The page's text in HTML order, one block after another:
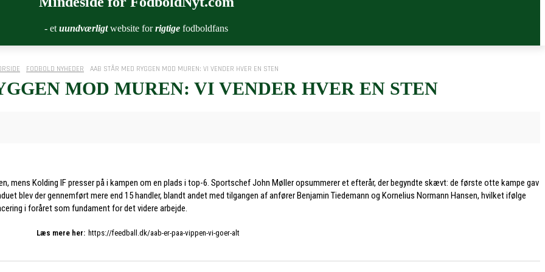
- et uundværligtwebsite forrigtige fodboldfans
FODBOLD NYHEDER AAB STÅR MED RYGGEN MOD MUREN: VI VENDER HVER EN STEN
MOD MUREN: VI VENDER HVER EN STEN
mens Kolding IF presser på i kampen om en plads i top-6. Sportschef John Møller opsummerer et efterår, der begyndte skævt: de første otte kampe gav
blev der gennemført mere end 15 handler, blandt andet med tilgangen af anfører Benjamin Tiedemann og Kornelius Normann Hansen, hvilket ifølge
i foråret som fundament for det videre arbejde.
Læs mere her: https://feedball.dk/aab-er-paa-vippen-vi-goer-alt